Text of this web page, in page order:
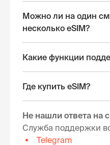
Можно ли на один
несколько eSIM?
Какие функции
Где купить eSIM?
Не нашли ответа на
Служба поддержки
Telegram